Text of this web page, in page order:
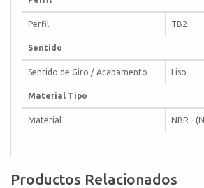
Perfil TB2
Sentido
Sentido de Giro / Acabamento Liso
Material Tipo
Material NBR -
Productos Relacionados